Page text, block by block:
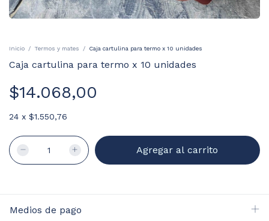
Inicio / Termos y mates / Caja cartulina para termo x 10 unidades
Caja cartulina para termo x 10 unidades
$14.068,00
24 x $1.550,76
Medios de pago